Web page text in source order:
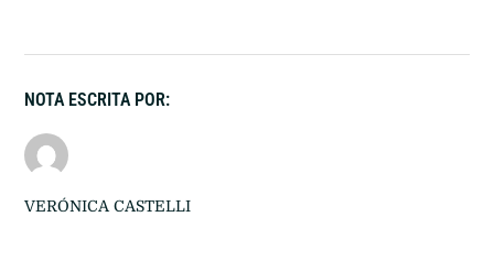
NOTA ESCRITA POR:
VERÓNICA CASTELLI